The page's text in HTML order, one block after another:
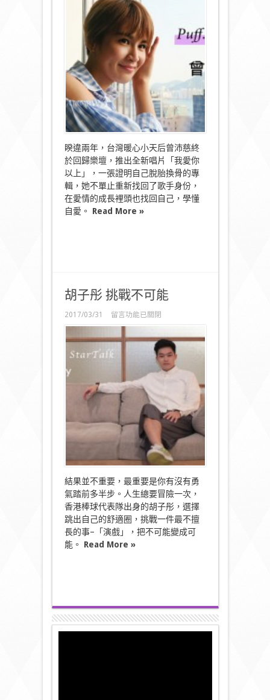
女〉
睽違兩年，台灣暖心小天后曾沛慈終
於回歸樂壇，推出全新唱片「我愛你
以上」，一張證明自己脫胎換骨的專
輯，她不單止重新找回了歌手身份，
在愛情的成長裡頭也找回自己，學懂
自愛。 Read More »
胡子彤 挑戰不可能
2017/03/31
在
〈胡
子
彤
挑
能〉
留言功能已關閉
結果並不重要，最重要是你有沒有勇
氣踏前多半步。人生總要冒險一次，
香港棒球代表隊出身的胡子彤，選擇
跳出自己的舒適圈，挑戰一件最不擅
長的事–「演戲」，把不可能變成可
能。 Read More »